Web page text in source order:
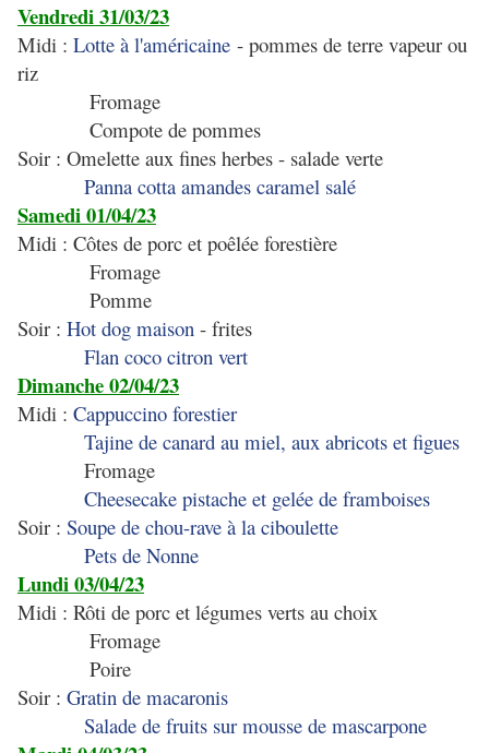
Vendredi 31/03/23
Midi : Lotte à l'américaine - pommes de terre vapeur ou
riz
Fromage
Compote de pommes
Soir : Omelette aux fines herbes - salade verte
Panna cotta amandes caramel salé
Samedi 01/04/23
Midi : Côtes de porc et poêlée forestière
Fromage
Pomme
Soir : Hot dog maison - frites
Flan coco citron vert
Dimanche 02/04/23
Midi : Cappuccino forestier
Tajine de canard au miel, aux abricots et figues
Fromage
Cheesecake pistache et gelée de framboises
Soir : Soupe de chou-rave à la ciboulette
Pets de Nonne
Lundi 03/04/23
Midi : Rôti de porc et légumes verts au choix
Fromage
Poire
Soir : Gratin de macaronis
Salade de fruits sur mousse de mascarpone